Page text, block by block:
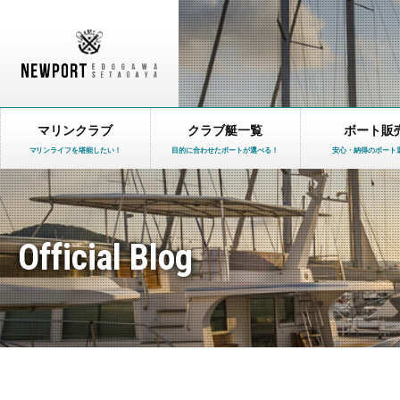
マリンクラブ
マリンライフを堪能したい！
クラブ艇一覧
目的に合わせたボートが選べる！
ボート販
安心・納得のボート
Official Blog